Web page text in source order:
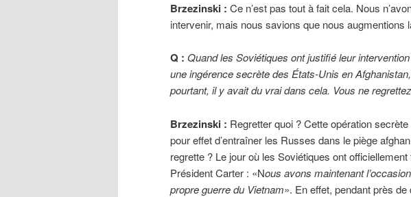
Brzezinski : Ce n’est pas tout à fait cela. Nous
intervenir, mais nous savions que nous augmentions
Q : Quand les Soviétiques ont justifié leur
une ingérence secrète des États-Unis en
pourtant, il y avait du vrai dans cela. Vous ne
Brzezinski : Regretter quoi ? Cette opération
pour effet d’entraîner les Russes dans le piège
regrette ? Le jour où les Soviétiques ont officiellement
Président Carter : «Nous avons maintenant
propre guerre du Vietnam». En effet, pendant près